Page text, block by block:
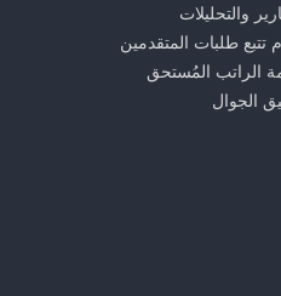
والتحليلات
تتبع طلبات المتقدمين
الراتب المُستحق
الجوال